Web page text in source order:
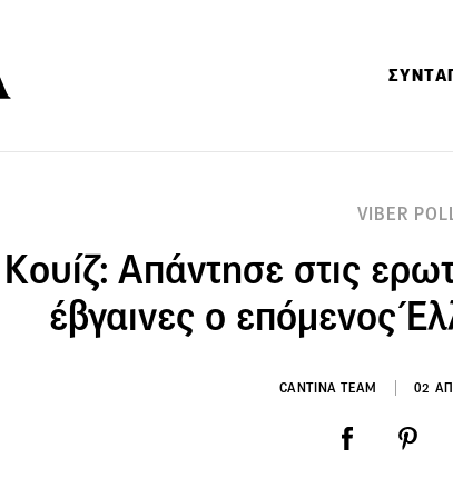
VIBER
Κουίζ: Απάντησε στις
έβγαινες ο επόμενος
CANTINA TEAM 02